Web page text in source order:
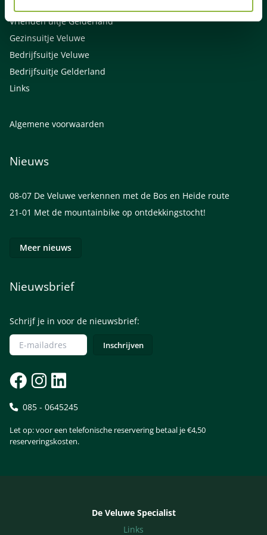
Vrienden uitje Gelderland
Gezinsuitje Veluwe
Bedrijfsuitje Veluwe
Bedrijfsuitje Gelderland
Links
Algemene voorwaarden
Nieuws
08-07 De Veluwe verkennen met de Bos en Heide route
21-01 Met de mountainbike op ontdekkingstocht!
Meer nieuws
Nieuwsbrief
Schrijf je in voor de nieuwsbrief:
085 - 0645245
Let op: voor een telefonische reservering betaal je €4,50
reserveringskosten.
De Veluwe Specialist
Links